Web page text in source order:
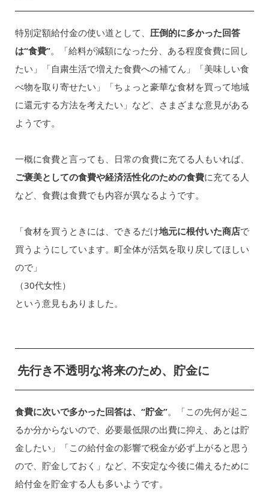
特別定額給付金の使い道として、 圧倒的に多かった回答
は“食費”。「給料が減額になった分、ある程度食費に回し
たい」「自粛生活で増えた食費への補てん」「美味しい食
べ物を取り寄せたい」「ちょっと豪華な食材を買って地域
に還元する方法を考えたい」など、さまざまな意見がある
ようです。
一概に食費と言っても、日常の食費に充てる人もいれば、
ご褒美としての食費や経済活性化のための食費に充てる人
など、食費は食費でも内容が異なるようです。
「食材を買うときには、できるだけ地元に根付いた商店で
買うようにしています。町全体が活気を取り戻してほしい
ので」
（30代女性）
という意見もありました。
先行き不透明な将来のため、貯金に
食費に次いで多かった回答は、“貯金”。「この先何が起こ
るか分からないので、必要最低限の出費に抑え、あとは貯
金したい」「この給付金の影響で税金が必ず上がると思う
ので、貯金しておく」など、不安定な今後に備えるために
給付金を貯金する人も多いようです。